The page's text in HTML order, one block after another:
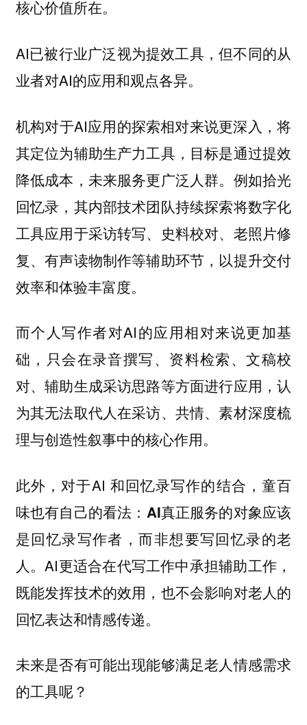
核心价值所在。
AI已被行业广泛视为提效工具，但不同的从
业者对AI的应用和观点各异。
机构对于AI应用的探索相对来说更深入，将
其定位为辅助生产力工具，目标是通过提效
降低成本，未来服务更广泛人群。例如拾光
回忆录，其内部技术团队持续探索将数字化
工具应用于采访转写、史料校对、老照片修
复、有声读物制作等辅助环节，以提升交付
效率和体验丰富度。
而个人写作者对AI的应用相对来说更加基
础，只会在录音撰写、资料检索、文稿校
对、辅助生成采访思路等方面进行应用，认
为其无法取代人在采访、共情、素材深度梳
理与创造性叙事中的核心作用。
此外，对于AI 和回忆录写作的结合，童百
味也有自己的看法： AI真正服务的对象应该
是回忆录写作者，而非想要写回忆录的老
人。AI更适合在代写工作中承担辅助工作，
既能发挥技术的效用，也不会影响对老人的
回忆表达和情感传递。
未来是否有可能出现能够满足老人情感需求
的工具呢？